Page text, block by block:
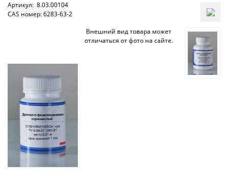
Артикул: 8.03.00104
CAS номер: 6283-63-2
Внешний вид товара может
отличаться от фото на сайте.